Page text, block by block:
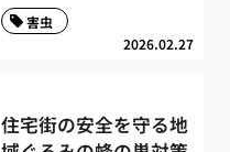
2026.02.27
害虫
住宅街の安全を守る地